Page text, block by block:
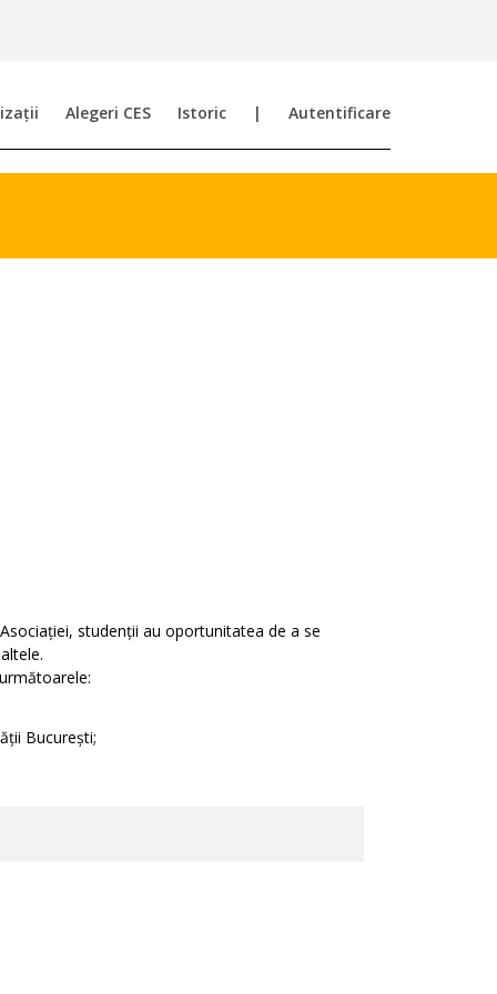
Alegeri CES Istoric | Autentificare
studenții au oportunitatea de a se
București;